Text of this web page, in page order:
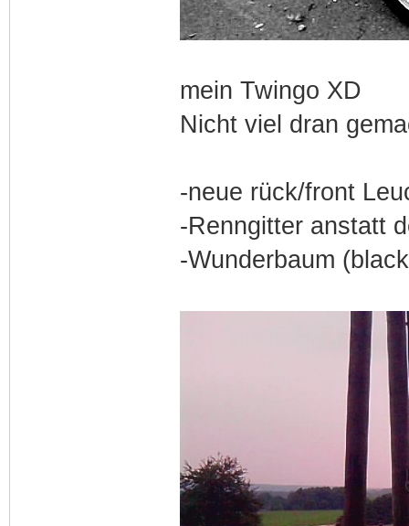
mein Twingo XD
Nicht viel dran
-neue rück/front
-Renngitter anstatt
-Wunderbaum